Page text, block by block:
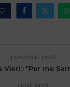
previous post
Vieri : “Per me
next post